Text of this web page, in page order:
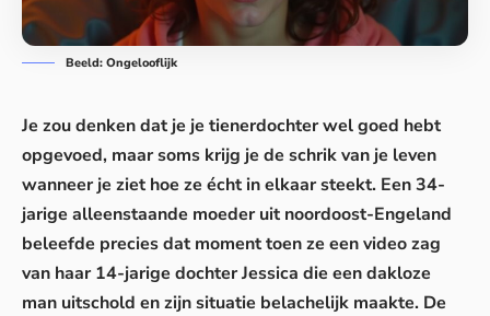
Beeld: Ongelooflijk
Je zou denken dat je je tienerdochter wel goed hebt
opgevoed, maar soms krijg je de schrik van je leven
wanneer je ziet hoe ze écht in elkaar steekt. Een 34-
jarige alleenstaande moeder uit noordoost-Engeland
beleefde precies dat moment toen ze een video zag
van haar 14-jarige dochter Jessica die een dakloze
man uitschold en zijn situatie belachelijk maakte. De